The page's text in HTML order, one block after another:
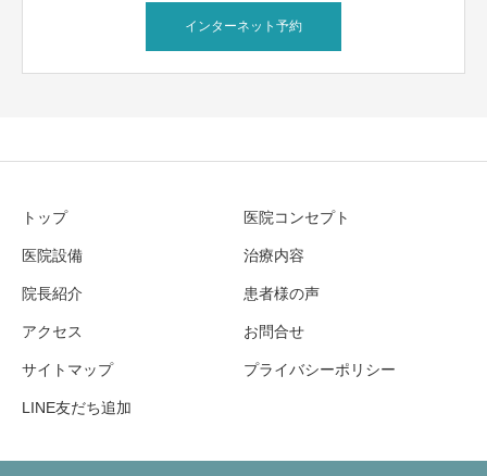
インターネット予約
トップ 医院コンセプト
医院設備 治療内容
院長紹介 患者様の声
アクセス お問合せ
サイトマップ プライバシーポリシー
LINE友だち追加